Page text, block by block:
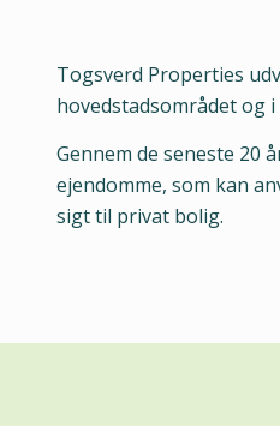
Togsverd Properties
hovedstadsområdet og
Gennem de seneste 20
ejendomme, som kan
sigt til privat bolig.